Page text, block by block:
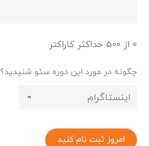
0 از 500 حداکثر کاراکتر
چگونه در مورد این دوره سئو شنیدید؟